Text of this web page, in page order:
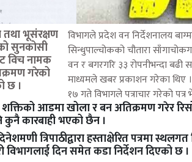
तथा भूसंरक्षण
सुनकोसी
विच नामक
गरेको
छ ।
विभागले प्रदेश वन निर्देशनालय
सिन्धुपाल्चोकको चौतारा
वन र बगरगरि ३३ रोपनीभन्दा
माध्यमले खबर प्रकाशन गरेका थिए
१७ गते विभागले पत्राचार गरेको पत्र
शक्तिको आडमा खोला र बन अतिक्रमण गरेर
कुनै कारबाही भएको छैन ।
त्रिपाठीद्वारा हस्ताक्षेरित पत्रमा स्थलगत
विभागलाई दिन समेत कडा निर्देशन दिएको छ ।